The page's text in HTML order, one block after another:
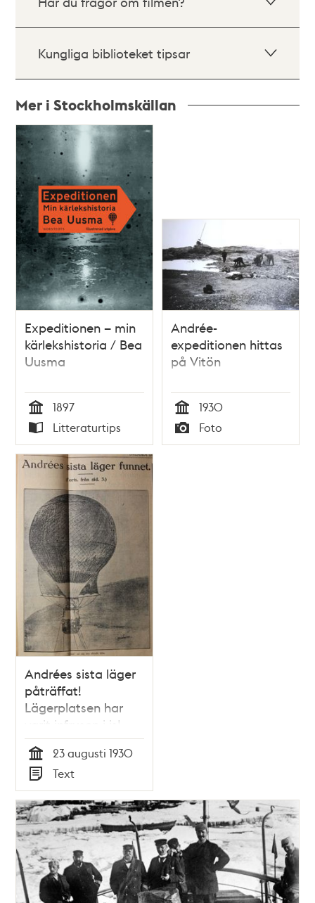
Kungliga biblioteket tipsar
Mer i Stockholmskällan
Relaterade
poster
och
teman
Expeditionen – min
kärlekshistoria / Bea
Uusma
Tid
1897
Typ
Litteraturtips
Andrée-
expeditionen hittas
på Vitön
Tid
1930
Typ
Foto
Andrées sista läger
påträffat!
Lägerplatsen har
varit infrusen i is!
Tid
23 augusti 1930
Typ
Text